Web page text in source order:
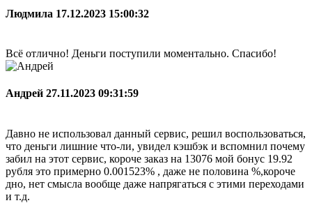
Людмила 17.12.2023 15:00:32
Всё отлично! Деньги поступили моментально. Спасибо!
Андрей 27.11.2023 09:31:59
Давно не использовал данный сервис, решил воспользоваться,
что деньги лишние что-ли, увидел кэшбэк и вспомнил почему
забил на этот сервис, короче заказ на 13076 мой бонус 19.92
рубля это примерно 0.001523% , даже не половина %,короче
дно, нет смысла вообще даже напрягаться с этими переходами
и т.д.